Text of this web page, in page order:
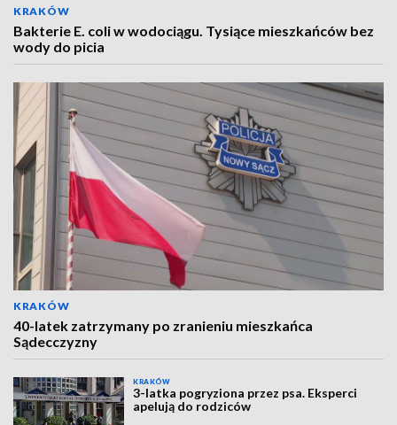
KRAKÓW
Bakterie E. coli w wodociągu. Tysiące mieszkańców bez
wody do picia
KRAKÓW
40-latek zatrzymany po zranieniu mieszkańca
Sądecczyzny
KRAKÓW
3-latka pogryziona przez psa. Eksperci
apelują do rodziców